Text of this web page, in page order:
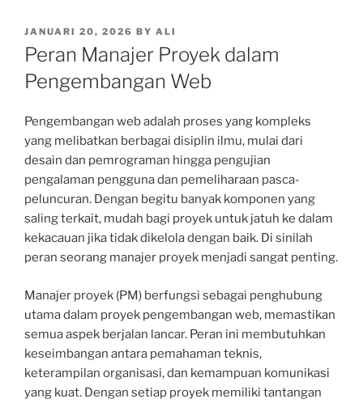
POSTED
ON
JANUARI 20, 2026 BY ALI
Peran Manajer Proyek dalam
Pengembangan Web
Pengembangan web adalah proses yang kompleks
yang melibatkan berbagai disiplin ilmu, mulai dari
desain dan pemrograman hingga pengujian
pengalaman pengguna dan pemeliharaan pasca-
peluncuran. Dengan begitu banyak komponen yang
saling terkait, mudah bagi proyek untuk jatuh ke dalam
kekacauan jika tidak dikelola dengan baik. Di sinilah
peran seorang manajer proyek menjadi sangat penting.
Manajer proyek (PM) berfungsi sebagai penghubung
utama dalam proyek pengembangan web, memastikan
semua aspek berjalan lancar. Peran ini membutuhkan
keseimbangan antara pemahaman teknis,
keterampilan organisasi, dan kemampuan komunikasi
yang kuat. Dengan setiap proyek memiliki tantangan